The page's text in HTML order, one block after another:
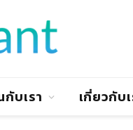
กับเรา เกี่ยวกับ